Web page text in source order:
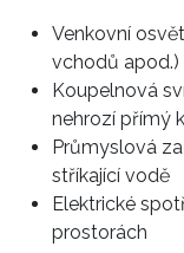
Venkovní
vchodů apod.)
Koupelnová
nehrozí přímý
Průmyslová
stříkající vodě
Elektrické
prostorách